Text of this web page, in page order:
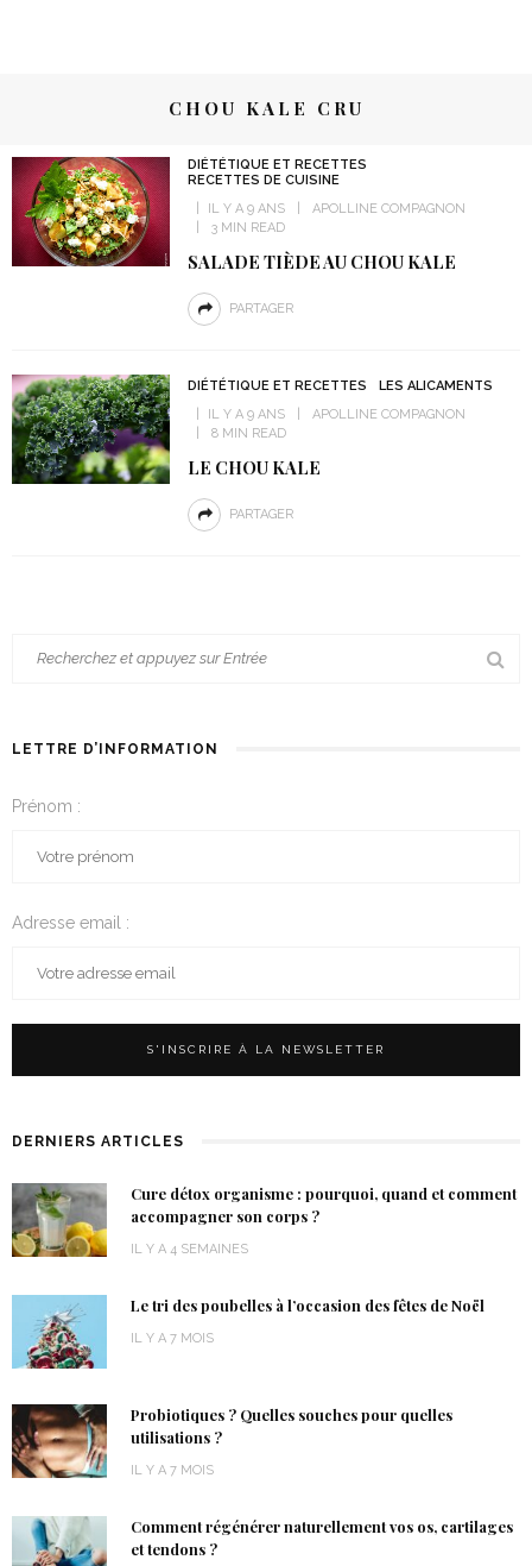
CHOU KALE CRU
DIÉTÉTIQUE ET RECETTES
RECETTES DE CUISINE
IL Y A 9 ANS
APOLLINE COMPAGNON
3 MIN READ
SALADE TIÈDE AU CHOU KALE
PARTAGER
DIÉTÉTIQUE ET RECETTES
LES ALICAMENTS
IL Y A 9 ANS
APOLLINE COMPAGNON
8 MIN READ
LE CHOU KALE
PARTAGER
LETTRE D’INFORMATION
Prénom :
Adresse email :
DERNIERS ARTICLES
Cure détox organisme : pourquoi, quand et comment
accompagner son corps ?
IL Y A 4 SEMAINES
Le tri des poubelles à l’occasion des fêtes de Noël
IL Y A 7 MOIS
Probiotiques ? Quelles souches pour quelles
utilisations ?
IL Y A 7 MOIS
Comment régénérer naturellement vos os, cartilages
et tendons ?